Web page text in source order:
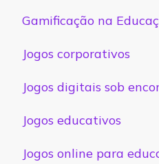
Gamificação na
Jogos corporativos
Jogos digitais sob
Jogos educativos
Jogos online para